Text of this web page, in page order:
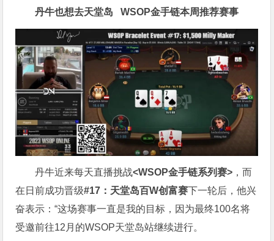
丹牛也想去天堂岛WSOP金手链本周推荐赛事
丹牛近来每天直播挑战<WSOP金手链系列赛> ，而
在日前成功晋级#17：天堂岛百W创富赛下一轮后，他兴
奋表示：“这场赛事一直是我的目标，因为最终100名将
受邀前往12月的WSOP天堂岛站继续进行。